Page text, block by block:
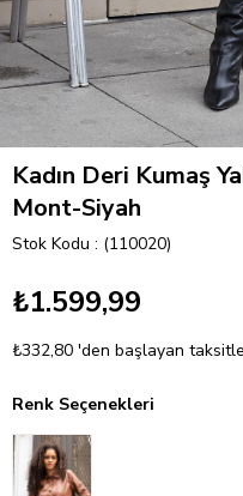
Kadın Deri Kumaş
Mont-Siyah
Stok Kodu (110020)
₺1.599,99
₺332,80 'den başlayan
Renk Seçenekleri